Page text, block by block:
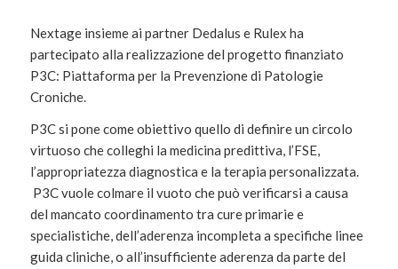
Nextage insieme ai partner Dedalus e Rulex ha
partecipato alla realizzazione del progetto finanziato
P3C: Piattaforma per la Prevenzione di Patologie
Croniche.
P3C si pone come obiettivo quello di definire un circolo
virtuoso che colleghi la medicina predittiva, l’FSE,
l’appropriatezza diagnostica e la terapia personalizzata.
P3C vuole colmare il vuoto che può verificarsi a causa
del mancato coordinamento tra cure primarie e
specialistiche, dell’aderenza incompleta a specifiche linee
guida cliniche, o all’insufficiente aderenza da parte del